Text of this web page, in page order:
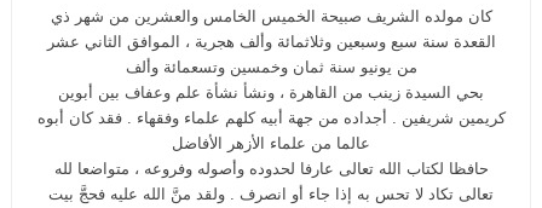
كان مولده الشريف صبيحة الخميس الخامس والعشرين من شهر ذي
القعدة سنة سبع وسبعين وثلاثمائة وألف هجرية ، الموافق الثاني عشر
من يونيو سنة ثمان وخمسين وتسعمائة وألف
بحي السيدة زينب من القاهرة ، ونشأ نشأة علم وعفاف بين أبوين
كريمين شريفين . أجداده من جهة أبيه كلهم علماء وفقهاء . فقد كان أبوه
عالما من علماء الأزهر الأفاضل
حافظا لكتاب الله تعالى عارفا لحدوده وأصوله وفروعه ، متواضعا لله
تعالى تكاد لا تحس به إذا جاء أو انصرف . ولقد منَّ الله عليه فحجَّ بيت